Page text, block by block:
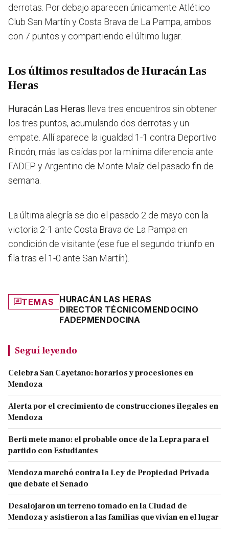
derrotas. Por debajo aparecen únicamente Atlético
Club San Martín y Costa Brava de La Pampa, ambos
con 7 puntos y compartiendo el último lugar.
Los últimos resultados de Huracán Las
Heras
Huracán Las Heras lleva tres encuentros sin obtener
los tres puntos, acumulando dos derrotas y un
empate. Allí aparece la igualdad 1-1 contra Deportivo
Rincón, más las caídas por la mínima diferencia ante
FADEP y Argentino de Monte Maíz del pasado fin de
semana.
La última alegría se dio el pasado 2 de mayo con la
victoria 2-1 ante Costa Brava de La Pampa en
condición de visitante (ese fue el segundo triunfo en
fila tras el 1-0 ante San Martín).
TEMAS
HURACÁN LAS HERAS
DIRECTOR TÉCNICOMENDOCINO
FADEPMENDOCINA
Seguí leyendo
Celebra San Cayetano: horarios y procesiones en
Mendoza
Alerta por el crecimiento de construcciones ilegales en
Mendoza
Berti mete mano: el probable once de la Lepra para el
partido con Estudiantes
Mendoza marchó contra la Ley de Propiedad Privada
que debate el Senado
Desalojaron un terreno tomado en la Ciudad de
Mendoza y asistieron a las familias que vivían en el lugar